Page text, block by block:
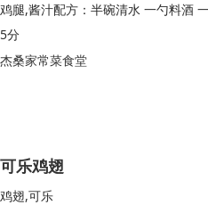
鸡腿,酱汁配方：半碗清水 一勺料酒
5分
杰桑家常菜食堂
可乐鸡翅
鸡翅,可乐